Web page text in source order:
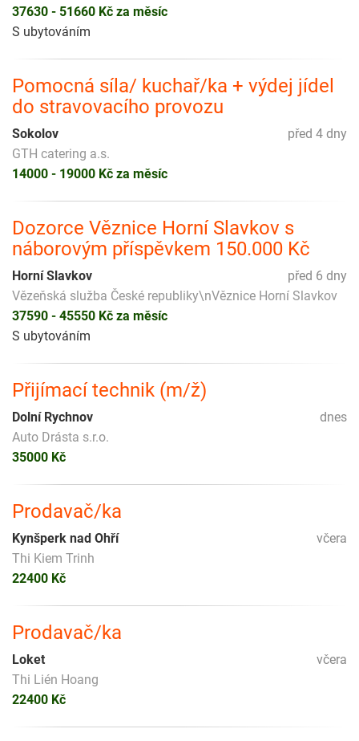
37630 - 51660 Kč za měsíc
S ubytováním
Pomocná síla/ kuchař/ka + výdej jídel
do stravovacího provozu
před 4 dny
Sokolov
GTH catering a.s.
14000 - 19000 Kč za měsíc
Dozorce Věznice Horní Slavkov s
náborovým příspěvkem 150.000 Kč
před 6 dny
Horní Slavkov
Vězeňská služba České republiky\nVěznice Horní Slavkov
37590 - 45550 Kč za měsíc
S ubytováním
Přijímací technik (m/ž)
dnes
Dolní Rychnov
Auto Drásta s.r.o.
35000 Kč
Prodavač/ka
včera
Kynšperk nad Ohří
Thi Kiem Trinh
22400 Kč
Prodavač/ka
včera
Loket
Thi Lién Hoang
22400 Kč